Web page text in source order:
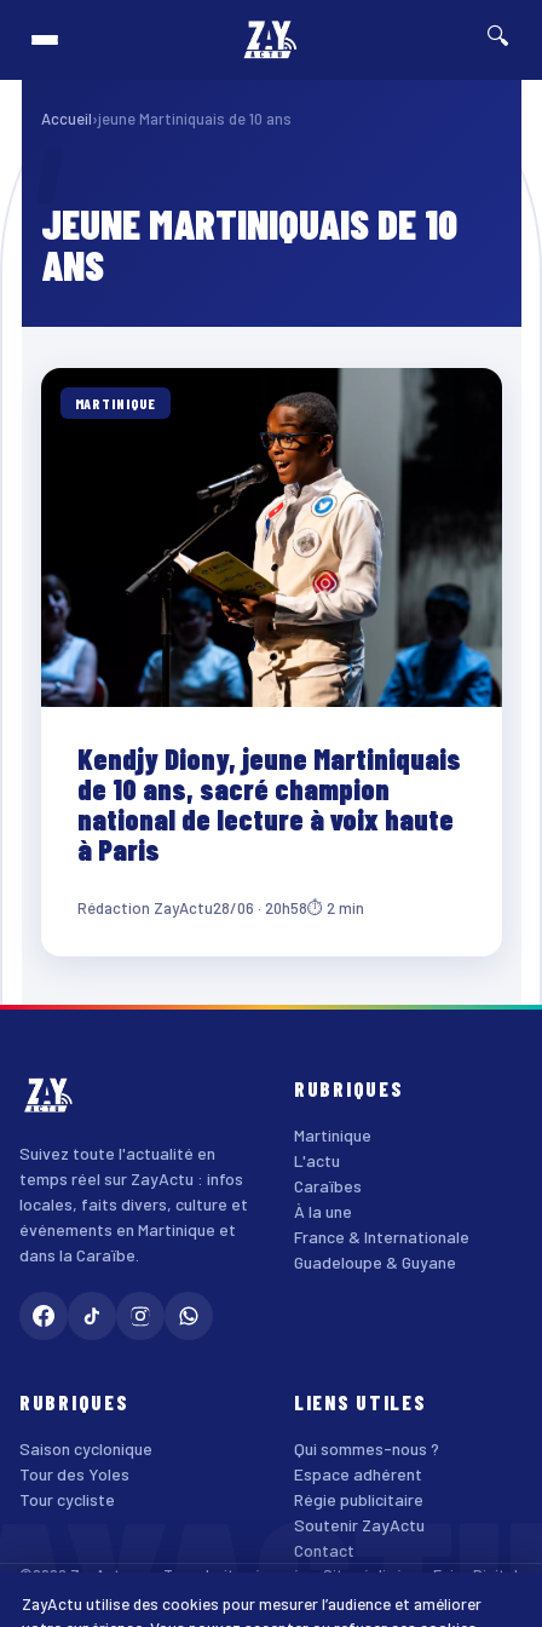
🔍
⚡ Breaking
cycliste de Guadeloupe 2026 : Edwin Nubul décroche un Top 10 lors de la 7ᵉ
Accueil›jeune Martiniquais de 10 ans
JEUNE MARTINIQUAIS DE 10
ANS
MARTINIQUE
Kendjy Diony, jeune Martiniquais
de 10 ans, sacré champion
national de lecture à voix haute
à Paris
Rédaction ZayActu28/06 · 20h58⏱ 2 min
Suivez toute l'actualité en
temps réel sur ZayActu : infos
locales, faits divers, culture et
événements en Martinique et
dans la Caraïbe.
RUBRIQUES
Martinique
L'actu
Caraïbes
À la une
France & Internationale
Guadeloupe & Guyane
RUBRIQUES
Saison cyclonique
Tour des Yoles
Tour cycliste
LIENS UTILES
Qui sommes-nous ?
Espace adhérent
Régie publicitaire
Soutenir ZayActu
Contact
©2026 ZayActu.org. Tous droits réservés. · Site réalisé par Enjoy Digital
Agency
Mentions légales
Confidentialité Cookies Accessibilité
ZayActu utilise des cookies pour mesurer l’audience et améliorer